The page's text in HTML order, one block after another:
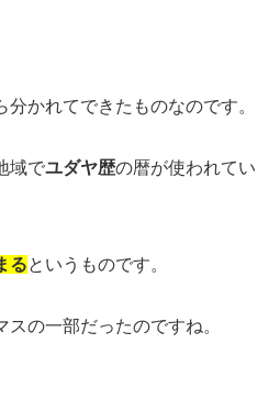
分かれてできたものなのです。
域でユダヤ歴の暦が使われてい
るというものです。
の一部だったのですね。